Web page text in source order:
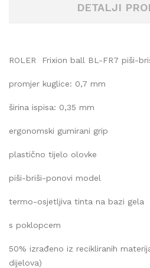
DETALJI
ROLER Frixion ball BL-FR7 piši-
promjer kuglice: 0,7 mm
širina ispisa: 0,35 mm
ergonomski gumirani grip
plastično tijelo olovke
piši-briši-ponovi model
termo-osjetljiva tinta na bazi gela
s poklopcem
50% izrađeno iz recikliranih
dijelova)